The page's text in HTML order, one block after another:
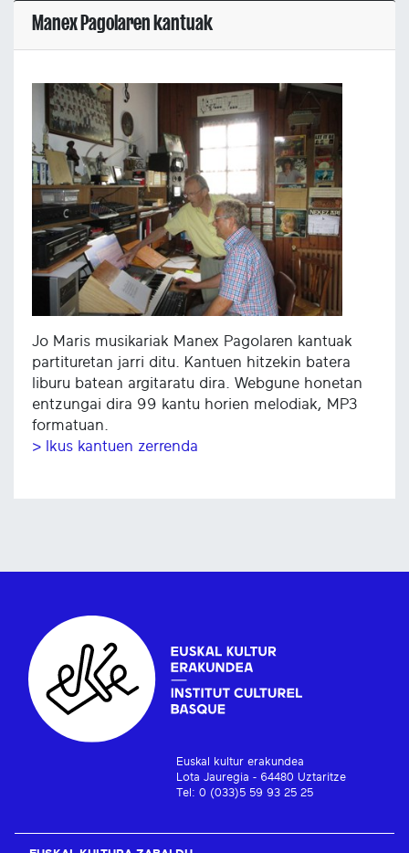
Manex Pagolaren kantuak
Jo Maris musikariak Manex Pagolaren kantuak
partituretan jarri ditu. Kantuen hitzekin batera
liburu batean argitaratu dira. Webgune honetan
entzungai dira 99 kantu horien melodiak, MP3
formatuan.
> Ikus kantuen zerrenda
Euskal kultur erakundea
Lota Jauregia - 64480 Uztaritze
Tel: 0 (033)5 59 93 25 25